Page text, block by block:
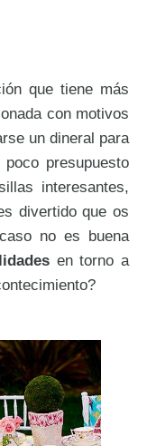
que tiene más
con motivos
un dineral para
presupuesto
interesantes,
divertido que os
no es buena
en torno a